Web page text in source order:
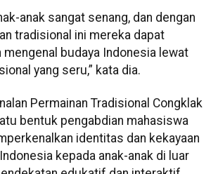
anak sangat senang, dan dengan
tradisional ini mereka dapat
mengenal budaya Indonesia lewat
yang seru,” kata dia.
Permainan Tradisional Congklak
bentuk pengabdian mahasiswa
identitas dan kekayaan
kepada anak-anak di luar